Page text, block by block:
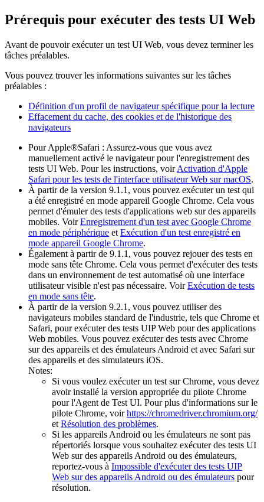
Prérequis pour exécuter des tests UI Web
Avant de pouvoir exécuter un test UI Web, vous devez terminer les
tâches préalables.
Vous pouvez trouver les informations suivantes sur les tâches
préalables :
Définition d'un profil de navigateur spécifique pour la lecture
Effacement du cache, des cookies et de l'historique des
navigateurs
Pour Apple®Safari : Assurez-vous que vous avez
manuellement activé le navigateur pour l'enregistrement des
tests UI Web. Pour les instructions, voirActivation d'Apple
Safari pour les tests de l'interface utilisateur Web sur macOS.
À partir de la version 9.1.1, vous pouvez exécuter un test qui
a été enregistré en mode appareil Google Chrome. Cela vous
permet d'émuler des tests d'applications web sur des appareils
mobiles. VoirEnregistrement d'un test avec Google Chrome
en mode périphérique et Exécution d'un test enregistré en
mode appareil Google Chrome.
Également à partir de 9.1.1, vous pouvez rejouer des tests en
mode sans tête Chrome. Cela vous permet d'exécuter des tests
dans un environnement de test automatisé où une interface
utilisateur visible n'est pas nécessaire. VoirExécution de tests
en mode sans tête.
À partir de la version 9.2.1, vous pouvez utiliser des
navigateurs mobiles standard de l'industrie, tels que Chrome et
Safari, pour exécuter des tests UIP Web pour des applications
Web mobiles. Vous pouvez exécuter des tests avec Chrome
sur des appareils et des émulateurs Android et avec Safari sur
des appareils et des simulateurs iOS.
Notes:
Si vous voulez exécuter un test sur Chrome, vous devez
avoir installé la version appropriée du pilote Chrome
pour l'Agent de Test UI. Pour plus d'informations sur le
pilote Chrome, voirhttps://chromedriver.chromium.org/
et Résolution des problèmes.
Si les appareils Android ou les émulateurs ne sont pas
répertoriés lorsque vous souhaitez exécuter des tests UI
Web sur des appareils Android ou des émulateurs,
reportez-vous à Impossible d'exécuter des tests UIP
Web sur des appareils Android ou des émulateurs pour
résolution.